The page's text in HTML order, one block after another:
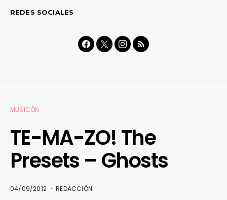
REDES SOCIALES
MUSICÓN
TE-MA-ZO! The
Presets – Ghosts
04/09/2012 REDACCIÓN